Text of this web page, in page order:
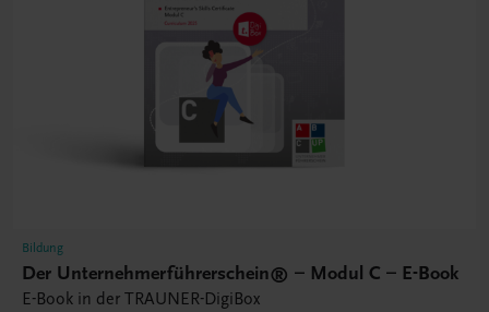
Bildung
Der Unternehmerführerschein® – Modul C – E-Book
E-Book in der TRAUNER-DigiBox